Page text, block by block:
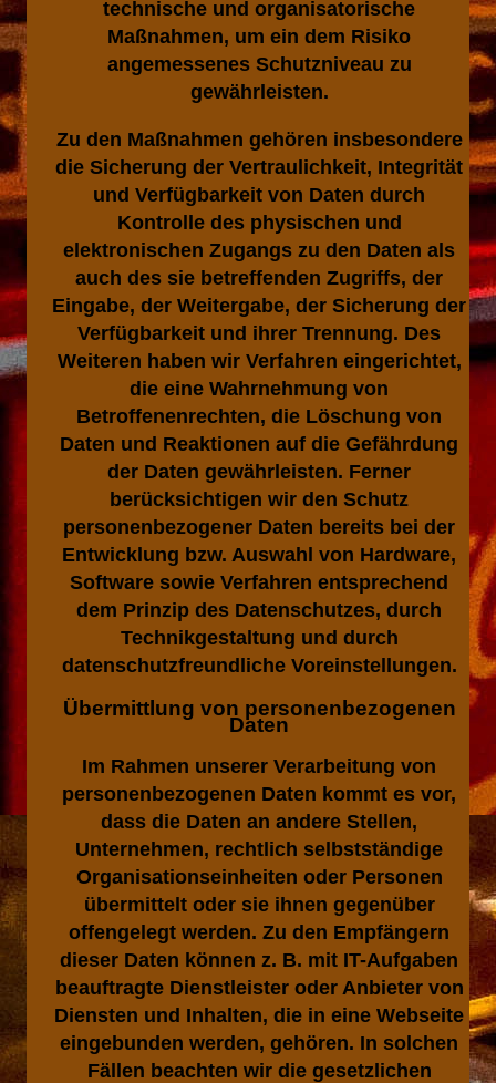
technische und organisatorische
Maßnahmen, um ein dem Risiko
angemessenes Schutzniveau zu
gewährleisten.
Zu den Maßnahmen gehören insbesondere
die Sicherung der Vertraulichkeit, Integrität
und Verfügbarkeit von Daten durch
Kontrolle des physischen und
elektronischen Zugangs zu den Daten als
auch des sie betreffenden Zugriffs, der
Eingabe, der Weitergabe, der Sicherung der
Verfügbarkeit und ihrer Trennung. Des
Weiteren haben wir Verfahren eingerichtet,
die eine Wahrnehmung von
Betroffenenrechten, die Löschung von
Daten und Reaktionen auf die Gefährdung
der Daten gewährleisten. Ferner
berücksichtigen wir den Schutz
personenbezogener Daten bereits bei der
Entwicklung bzw. Auswahl von Hardware,
Software sowie Verfahren entsprechend
dem Prinzip des Datenschutzes, durch
Technikgestaltung und durch
datenschutzfreundliche Voreinstellungen.
Übermittlung von personenbezogenen
Daten
Im Rahmen unserer Verarbeitung von
personenbezogenen Daten kommt es vor,
dass die Daten an andere Stellen,
Unternehmen, rechtlich selbstständige
Organisationseinheiten oder Personen
übermittelt oder sie ihnen gegenüber
offengelegt werden. Zu den Empfängern
dieser Daten können z. B. mit IT-Aufgaben
beauftragte Dienstleister oder Anbieter von
Diensten und Inhalten, die in eine Webseite
eingebunden werden, gehören. In solchen
Fällen beachten wir die gesetzlichen